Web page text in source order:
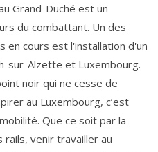
Grand-Duché est un
du combattant. Un des
en cours est l'installation d'un
sur-Alzette et Luxembourg.
noir qui ne cesse de
au Luxembourg, c’est
Que ce soit par la
rails, venir travailler au